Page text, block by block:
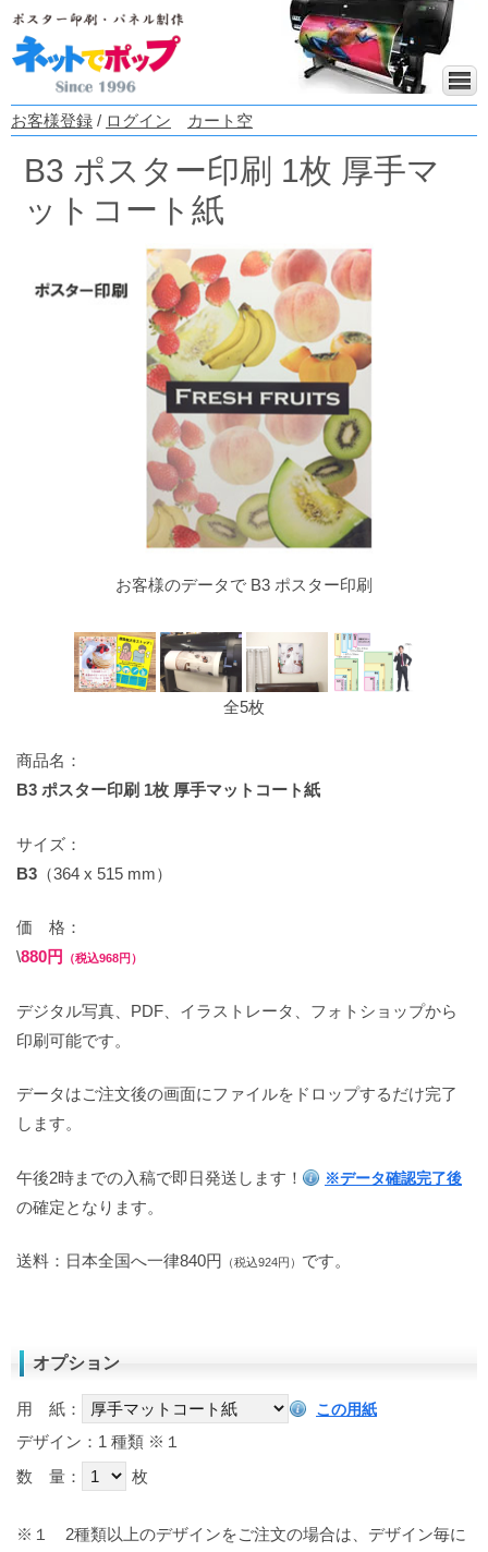
お客様登録 / ログイン カート空
B3 ポスター印刷 1枚 厚手マ
ットコート紙
お客様のデータで B3 ポスター印刷
全5枚
商品名：
B3 ポスター印刷 1枚 厚手マットコート紙
サイズ：
B3 （364 x 515 mm）
価 格：
\880円 （税込968円）
デジタル写真、PDF、イラストレータ、フォトショップから
印刷可能です。
データはご注文後の画面にファイルをドロップするだけ完了
します。
午後2時までの入稿で即日発送します！ ※データ確認完了後
の確定となります。
送料：日本全国へ一律840円 （税込924円） です。
オプション
用 紙： この用紙
デザイン：1 種類 ※１
数 量：
枚
※１
2種類以上のデザインをご注文の場合は、デザイン毎に